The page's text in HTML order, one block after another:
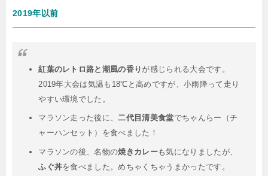
2019年以前
紅葉のレトロ路と潮風の香り が感じられる大会です。
2019年大会は気温も18℃と高めですが、小雨降って走り
やすい環境でした。
マラソン走った後に、二代目清美食堂でちゃんらー（チ
ャーハンセット）を食べました！
マラソンの後、名物の焼きカレーも気になりましたが、
ふぐ丼を食べました。めちゃくちゃうまかったです。